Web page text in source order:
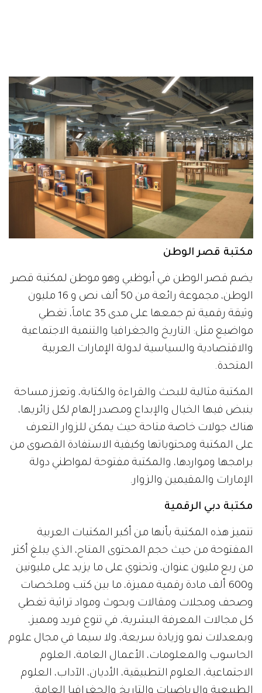
مكتبة قصر الوطن
يضم قصر الوطن في أبوظبي وهو موطن لمكتبة قصر
الوطن، مجموعة رائعة من 50 ألف نص و 16 مليون
وثيقة رقمية تم جمعها على مدى 35 عاماً، تغطي
مواضيع مثل: التاريخ والجغرافيا والتنمية الاجتماعية
والاقتصادية والسياسية لدولة الإمارات العربية
المتحدة.
المكتبة مثالية للبحث والقراءة والكتابة، وتعزز مساحة
ينبض فيها الخيال والإبداع ومصدر إلهام لكل زائريها،
هناك جولات خاصة متاحة حيث يمكن للزوار التعرف
على المكتبة ومحتوياتها وكيفية الاستفادة القصوى من
برامجها ومواردها، والمكتبة مفتوحة لمواطني دولة
الإمارات والمقيمين والزوار.
مكتبة دبي الرقمية
تتميز هذه المكتبة بأنها من أكبر المكتبات العربية
المفتوحة من حيث حجم المحتوى المتاح، الذي يبلغ أكثر
من ربع مليون عنوان، وتحتوي على ما يزيد على مليونين
و600 ألف مادة رقمية مميزة، ما بين كتب وملخصات
وصحف ومجلات ومقالات وبحوث ومواد تراثية تغطي
كل مجالات المعرفة البشرية، في تنوع فريد ومميز،
وبمعدلات نمو وزيادة سريعة، ولا سيما في مجال علوم
الحاسوب والمعلومات، الأعمال العامة، العلوم
الاجتماعية، العلوم التطبيقية، الأديان، الآداب، العلوم